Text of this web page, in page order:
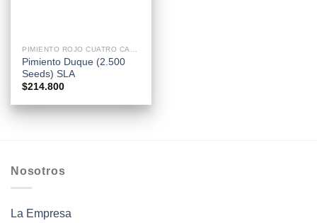
PIMIENTO ROJO CUATRO CASCO
Pimiento Duque (2.500
Seeds) SLA
$214.800
Nosotros
La Empresa